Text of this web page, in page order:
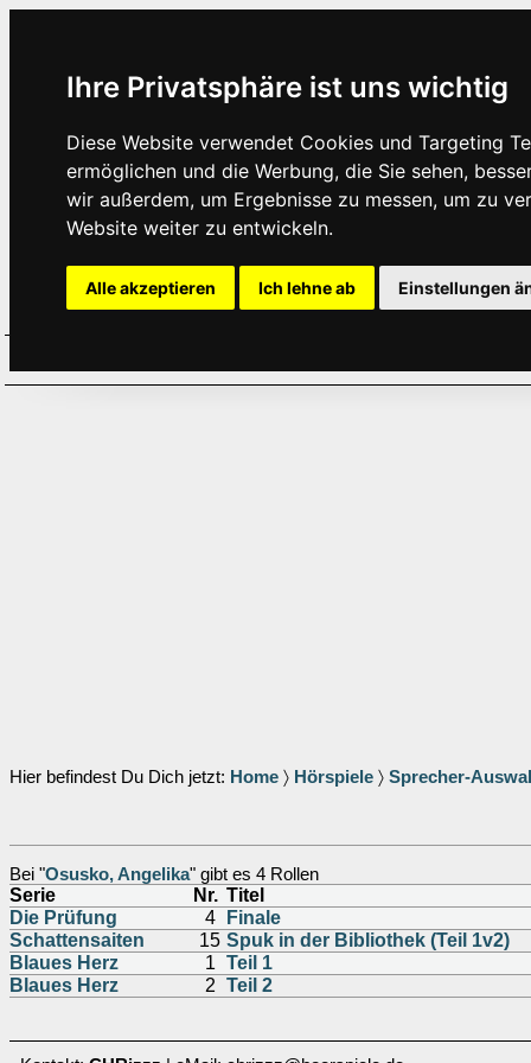
Ihre Privatsphäre ist uns wichtig
Diese Website verwendet Cookies und Targeting
ermöglichen und die Werbung, die Sie sehen,
wir außerdem, um Ergebnisse zu messen, um zu
Website weiter zu entwickeln.
Alle akzeptieren Ich lehne ab Einstellungen
Hier befindest Du Dich jetzt: Home 〉 Hörspiele 〉 Sprecher-
Bei "Osusko, Angelika" gibt es 4 Rollen
Serie Nr. Titel
Die Prüfung
4
Finale
Schattensaiten
15 Spuk in der Bibliothek (Teil 1v2)
Blaues Herz
1 Teil 1
Blaues Herz
2 Teil 2